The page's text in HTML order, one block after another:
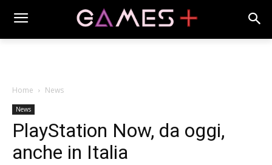
Home News
News
PlayStation Now, da oggi,
anche in Italia